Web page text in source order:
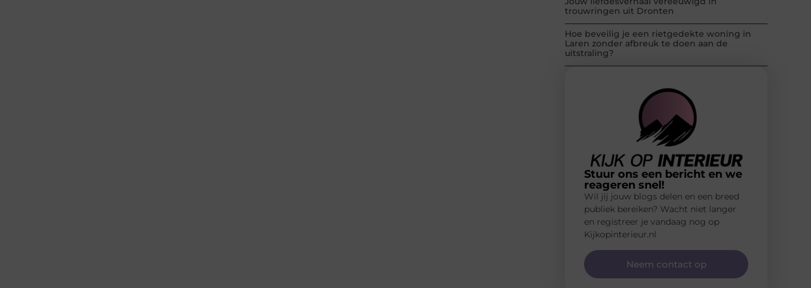
trouwringen uit Dronten
Hoe beveilig je een rietgedekte woning in
Laren zonder afbreuk te doen aan de
uitstraling?
Stuur ons een bericht en we
reageren snel!
Wil jij jouw blogs delen en een breed
publiek bereiken? Wacht niet langer
en registreer je vandaag nog op
Kijkopinterieur.nl
Neem contact op